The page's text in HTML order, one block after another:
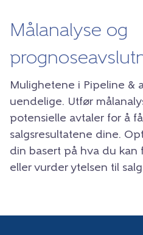
Målanalyse og
Mulighetene i Pipeline &
uendelige. Utfør
potensielle avtaler for å
salgsresultatene dine.
din basert på hva du kan
eller vurder ytelsen til